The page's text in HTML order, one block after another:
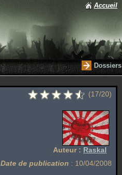
Accueil
Dossiers
(17/20)
Auteur : Raskal
Date de publication : 10/04/2008